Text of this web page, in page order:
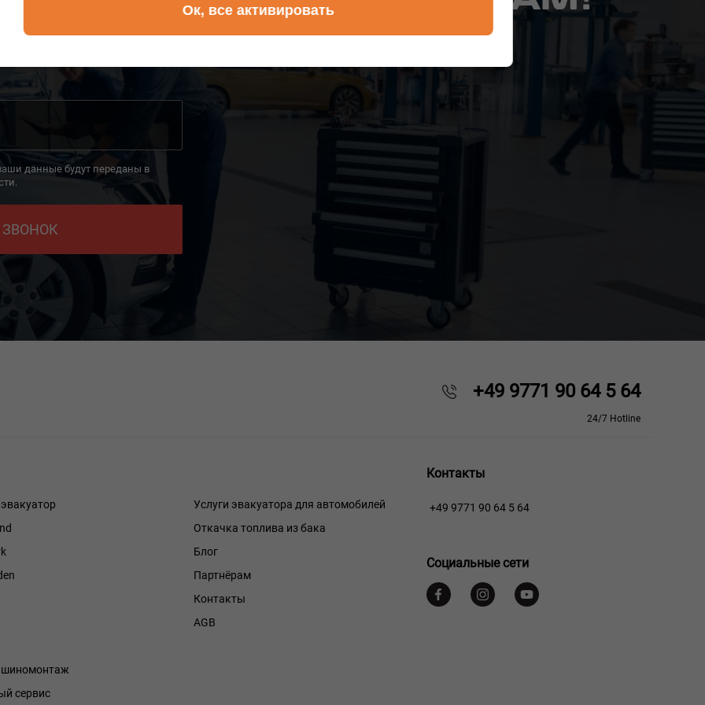
из наших компетентных сотрудников свяжется
решить ваш вопрос.
данные будут переданы в
+49 9771 90 64 5 64
24/7 Hotline
шиномонтаж
сервис
Услуги эвакуатора для автомобилей
Откачка топлива из бака
Блог
Партнёрам
Контакты
AGB
Контакты
+49 9771 90 64 5 64
Социальные сети
Ок, все активировать